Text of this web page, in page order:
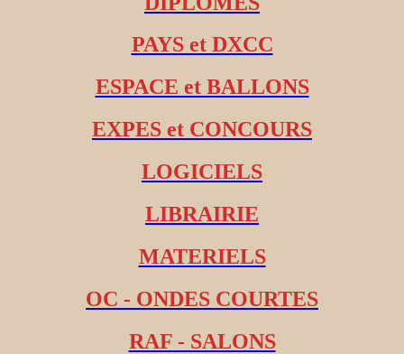
PAYS et DXCC
ESPACE et BALLONS
EXPES et CONCOURS
LOGICIELS
LIBRAIRIE
MATERIELS
OC - ONDES COURTES
RAF - SALONS